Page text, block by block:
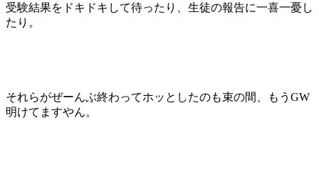
受験結果をドキドキして待ったり、生徒の報告に一喜一憂し
たり。
それらがぜーんぶ終わってホッとしたのも束の間、もうGW
明けてますやん。